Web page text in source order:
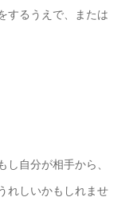
するうえで、または
自分が相手から、
れしいかもしれませ